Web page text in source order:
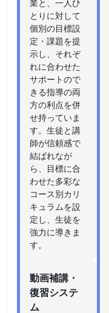
業と、一人ひ
とりに対して
個別の目標設
定・課題を提
示し、それぞ
れに合わせた
サポートので
きる指導の両
方の利点を併
せ持っていま
す。生徒と講
師が信頼感で
結ばれなが
ら、目標に合
わせた多彩な
コース別カリ
キュラムを設
定し、生徒を
強力に導きま
す。
動画補講・
復習システ
ム